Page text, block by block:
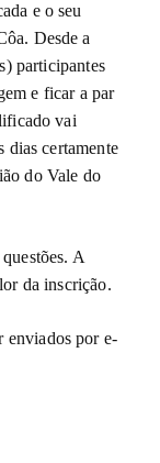
e o seu
Desde a
participantes
e ficar a par
vai
dias certamente
do Vale do
A
da inscrição.
enviados por e-